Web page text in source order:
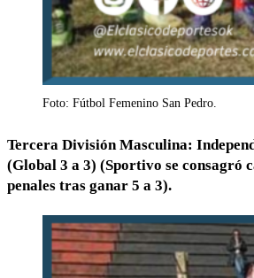
Foto: Fútbol Femenino San Pedro.
Tercera División Masculina:
(Global 3 a 3) (Sportivo se consagró
penales tras ganar 5 a 3).